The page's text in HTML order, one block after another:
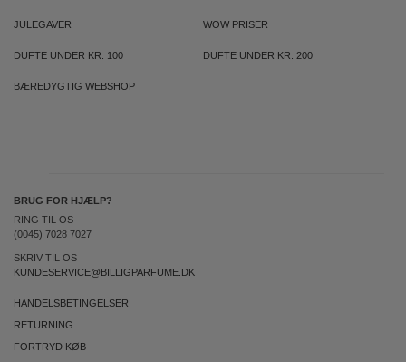
JULEGAVER WOW PRISER
DUFTE UNDER KR. 100 DUFTE UNDER KR. 200
BÆREDYGTIG WEBSHOP
BRUG FOR HJÆLP?
RING TIL OS
(0045) 7028 7027
SKRIV TIL OS
KUNDESERVICE@BILLIGPARFUME.DK
HANDELSBETINGELSER
RETURNING
FORTRYD KØB